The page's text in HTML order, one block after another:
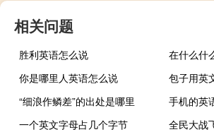
相关问题
胜利英语怎么说
在什么什
你是哪里人英语怎么说
包子用英
“细浪作鳞差”的出处是哪里
手机的英
一个英文字母占几个字节
全民大战